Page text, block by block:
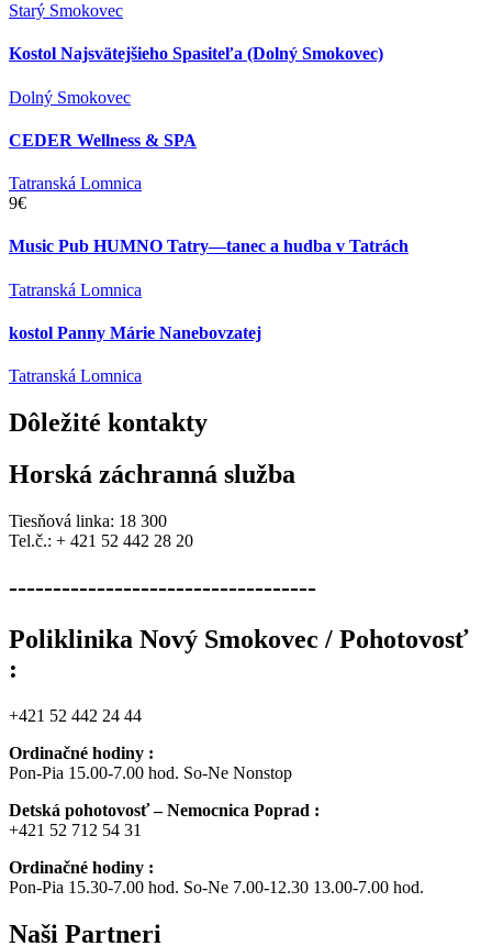
Starý Smokovec
Kostol Najsvätejšieho Spasiteľa (Dolný Smokovec)
Dolný Smokovec
CEDER Wellness & SPA
Tatranská Lomnica
9€
Music Pub HUMNO Tatry—tanec a hudba v Tatrách
Tatranská Lomnica
kostol Panny Márie Nanebovzatej
Tatranská Lomnica
Dôležité kontakty
Horská záchranná služba
Tiesňová linka: 18 300
Tel.č.: + 421 52 442 28 20
-----------------------------------
Poliklinika Nový Smokovec / Pohotovosť
:
+421 52 442 24 44
Ordinačné hodiny :
Pon-Pia 15.00-7.00 hod. So-Ne Nonstop
Detská pohotovosť – Nemocnica Poprad :
+421 52 712 54 31
Ordinačné hodiny :
Pon-Pia 15.30-7.00 hod. So-Ne 7.00-12.30 13.00-7.00 hod.
Naši Partneri